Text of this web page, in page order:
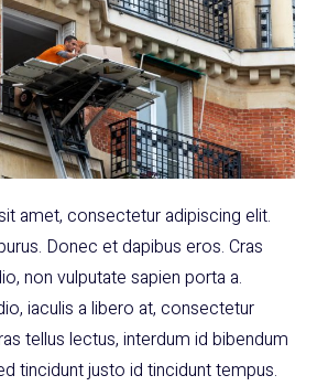
amet, consectetur adipiscing elit.
Donec et dapibus eros. Cras
non vulputate sapien porta a.
iaculis a libero at, consectetur
tellus lectus, interdum id bibendum
tincidunt justo id tincidunt tempus.